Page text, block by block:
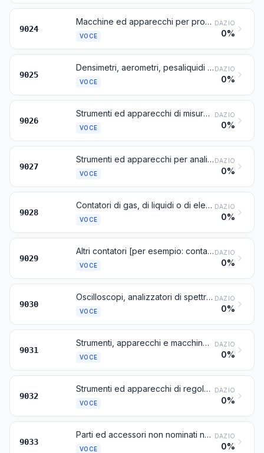
9024
Macchine ed apparecchi per prove di durezza, di trazione, di compressione, di elasticità o di altre proprietà meccaniche dei materiali (per esempio: metalli, legno, tessili, carta, materie plastiche)
VOCE
DAZIO
0%
9025
Densimetri, aerometri, pesaliquidi e strumenti simili a galleggiamento, termometri, pirometri, barometri, igrometri e psicometri, registratori o no, anche combinati fra loro
VOCE
DAZIO
0%
9026
Strumenti ed apparecchi di misura o di controllo della portata, del livello, della pressione o di altre caratteristiche variabili dei liquidi o dei gas (per esempio: misuratori di portata, indicatori di livello, manometri, contatori di calore) esclusi gli strumenti ed apparecchi delle voci 9014, 9015, 9028 o 9032
VOCE
DAZIO
0%
9027
Strumenti ed apparecchi per analisi fisiche o chimiche (per esempio: polarimetri, rifrattometri, spettrometri, analizzatori di gas o di fumi); strumenti ed apparecchi per prove di viscosità, di porosità, di dilatazione, di tensione superficiale o simili, o per misure calorimetriche, acustiche o fotometriche (compresi gli indicatori dei tempi di posa); microtomi
VOCE
DAZIO
0%
9028
Contatori di gas, di liquidi o di elettricità, compresi i contatori per la loro taratura
VOCE
DAZIO
0%
9029
Altri contatori [per esempio: contagiri, contatori di produzione, tassametri, totalizzatori del cammino percorso (contachilometri), pedometri]; indicatori di velocità e tachimetri, diversi da quelli delle voci 9014 o 9015; stroboscopi
VOCE
DAZIO
0%
9030
Oscilloscopi, analizzatori di spettro ed altri strumenti ed apparecchi per la misura o il controllo di grandezze elettriche, esclusi i contatori della voce 9028; strumenti ed apparecchi per la misura o la rilevazione delle radiazioni alfa, beta, gamma, X, cosmiche o di altre radiazioni ionizzanti
VOCE
DAZIO
0%
9031
Strumenti, apparecchi e macchine di misura o di controllo, non nominati né compresi altrove in questo capitolo; proiettori di profili
VOCE
DAZIO
0%
9032
Strumenti ed apparecchi di regolazione o di controllo automatici
VOCE
DAZIO
0%
9033
Parti ed accessori non nominati né compresi altrove in questo capitolo, di macchine, apparecchi, strumenti od oggetti del capitolo 90
VOCE
DAZIO
0%